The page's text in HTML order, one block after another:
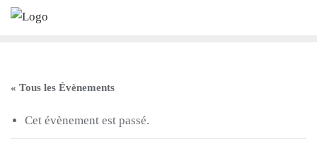
Skip
« Tous les Évènements
Cet évènement est passé.